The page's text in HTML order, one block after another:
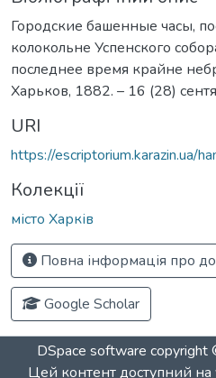
Городские башенные часы,
колокольне Успенского
последнее время крайне
Харьков, 1882. – 16 (28)
URI
https://
Колекції
місто Харків
Повна інформація про
Google Scholar
DSpace software
Цей контент доступний на